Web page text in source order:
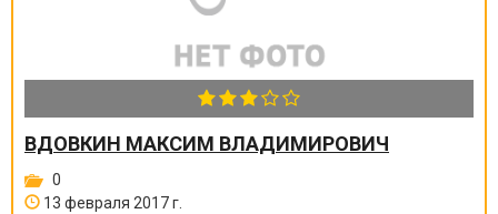
ВДОВКИН МАКСИМ ВЛАДИМИРОВИЧ
0
13 февраля 2017 г.